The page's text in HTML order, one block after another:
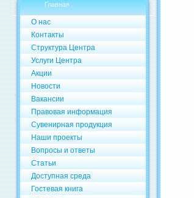
Главная
О нас
Контакты
Структура Центра
Услуги Центра
Акции
Новости
Вакансии
Правовая информация
Сувенирная продукция
Наши проекты
Вопросы и ответы
Статьи
Доступная среда
Гостевая книга